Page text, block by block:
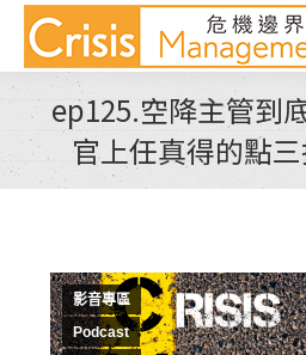
ep125.空降主管到
官上任真得的點
影音專區
Podcast